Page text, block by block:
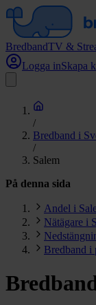
BredbandTV &
Logga inSkapa
/
Bredband i
/
Salem
På denna sida
Andel i
Nätägare i
Bredband i